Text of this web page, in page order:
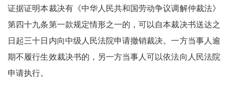
证据证明本裁决有《中华人民共和国劳动争议调解仲裁法》
第四十九条第一款规定情形之一的，可以自本裁决书送达之
日起三十日内向中级人民法院申请撤销裁决。一方当事人逾
期不履行生效裁决书的，另一方当事人可以依法向人民法院
申请执行。